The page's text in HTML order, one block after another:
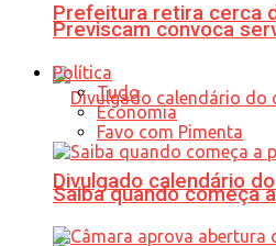
Prefeitura retira cerca
Divulgado calendário
Previscam convoca
Política
Tudo
Economia
Favo com Pimenta
Saiba quando começa